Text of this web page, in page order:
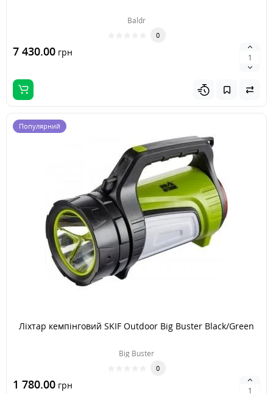
Baldr
0
7 430.00 грн
Популярний
Ліхтар кемпінговий SKIF Outdoor Big Buster Black/Green
Big Buster
0
1 780.00 грн